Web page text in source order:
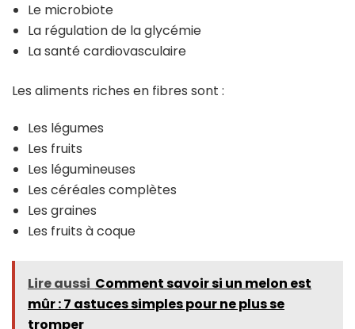
Le microbiote
La régulation de la glycémie
La santé cardiovasculaire
Les aliments riches en fibres sont :
Les légumes
Les fruits
Les légumineuses
Les céréales complètes
Les graines
Les fruits à coque
Lire aussi Comment savoir si un melon est
mûr : 7 astuces simples pour ne plus se
tromper